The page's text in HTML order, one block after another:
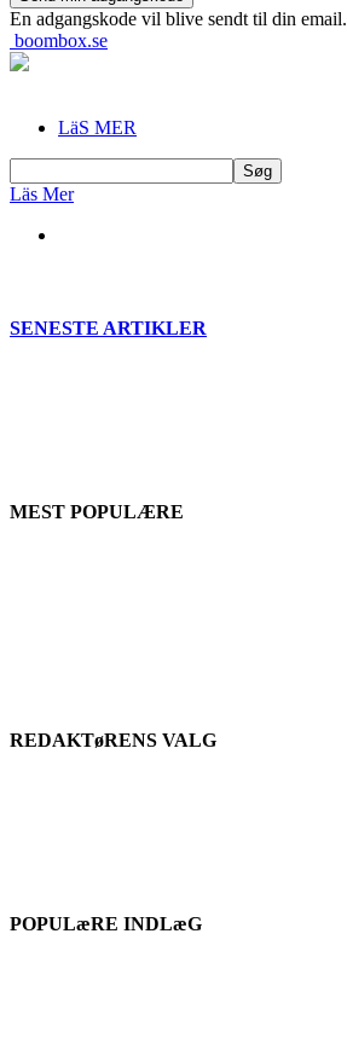
En adgangskode vil blive sendt til din email.
boombox.se
LäS MER
Läs Mer
SENESTE ARTIKLER
MEST POPULÆRE
REDAKTøRENS VALG
POPULæRE INDLæG